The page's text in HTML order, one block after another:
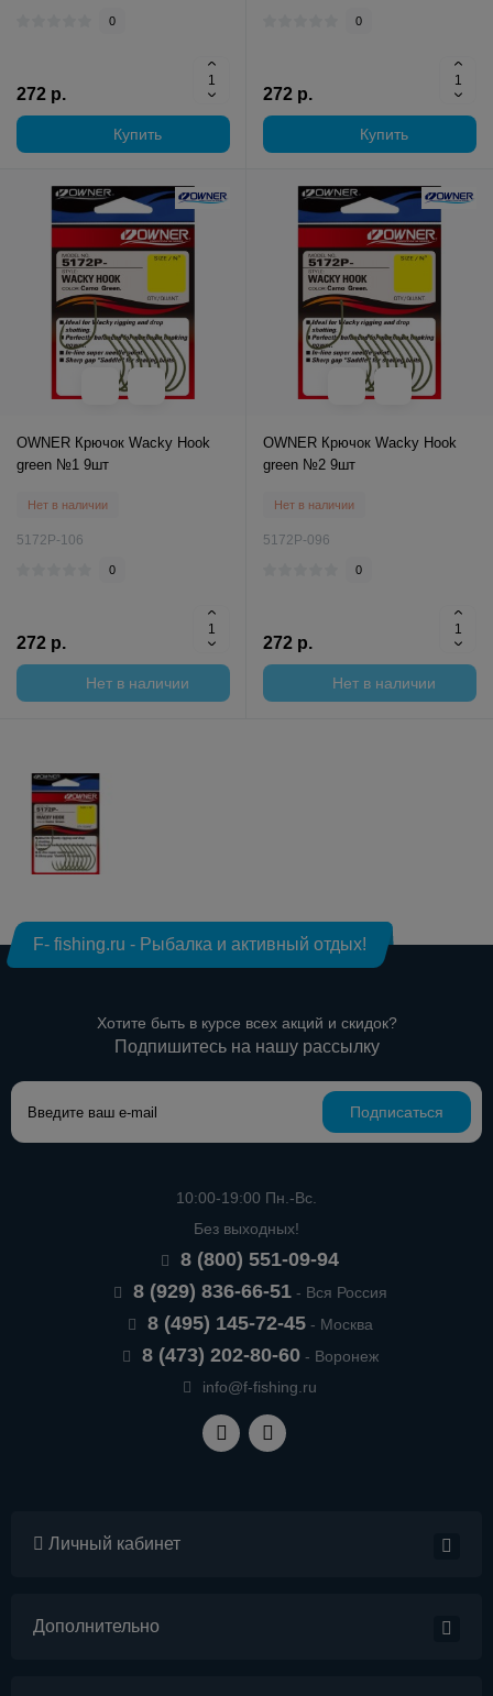
0
272 р.
Купить
0
272 р.
Купить
OWNER Крючок Wacky Hook
green №1 9шт
Нет в наличии
5172P-106
0
272 р.
Нет в наличии
OWNER Крючок Wacky Hook
green №2 9шт
Нет в наличии
5172P-096
0
272 р.
Нет в наличии
F- fishing.ru - Рыбалка и активный отдых!
Хотите быть в курсе всех акций и скидок?
Подпишитесь на нашу рассылку
Подписаться
10:00-19:00 Пн.-Вс.
Без выходных!
8 (800) 551-09-94
8 (929) 836-66-51- Вся Россия
8 (495) 145-72-45- Москва
8 (473) 202-80-60- Воронеж
info@f-fishing.ru
Личный кабинет
Дополнительно